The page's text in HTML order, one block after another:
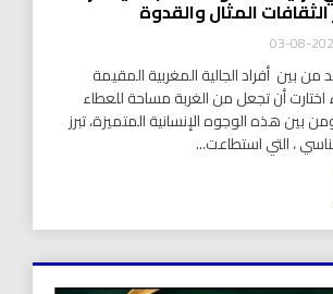
المثال والقدوة
بين أفراد الجالية المغربية المقيمة
اختارت أن تجعل من الغربة مساحة للعطاء
بين هذه الوجوه الإنسانية المتميزة، تبرز
، التي استطاعت...